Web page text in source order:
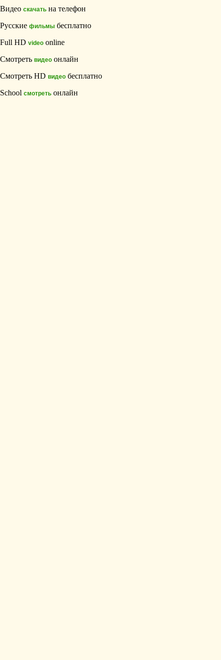
Видео скачать на телефон
Русские фильмы бесплатно
Full HD video online
Смотреть видео онлайн
Смотреть HD видео бесплатно
School смотреть онлайн